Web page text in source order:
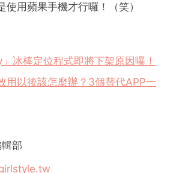
使用蘋果手機才行囉！（笑）
」冰棒定位程式即將下架原因曝！
用以後該怎麼辦？3個替代APP一
部